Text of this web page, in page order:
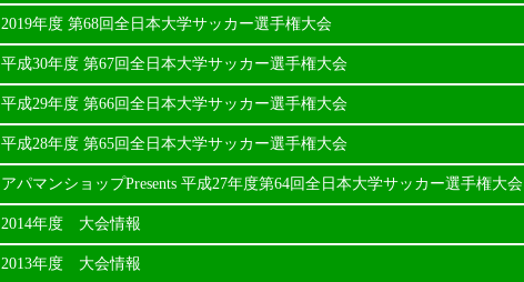
2019年度 第68回全日本大学サッカー選手権大会
平成30年度 第67回全日本大学サッカー選手権大会
平成29年度 第66回全日本大学サッカー選手権大会
平成28年度 第65回全日本大学サッカー選手権大会
アパマンショップPresents 平成27年度第64回全日本大学サッカー選手権大会
2014年度 大会情報
2013年度 大会情報